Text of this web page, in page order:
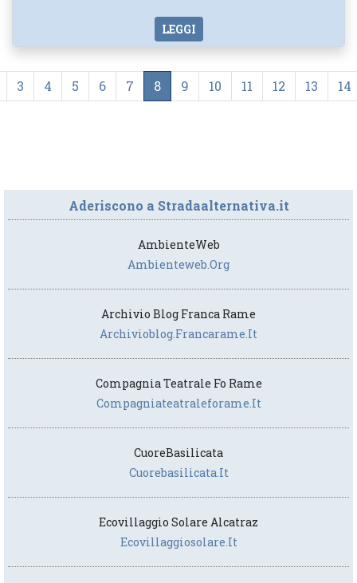
LEGGI
3 4 5 6 7 8 9 10 11 12 13 14
Aderiscono a Stradaalternativa.it
AmbienteWeb
Ambienteweb.org
Archivio Blog Franca Rame
Archivioblog.francarame.it
Compagnia Teatrale Fo Rame
Compagniateatraleforame.it
CuoreBasilicata
Cuorebasilicata.it
Ecovillaggio Solare Alcatraz
Ecovillaggiosolare.it